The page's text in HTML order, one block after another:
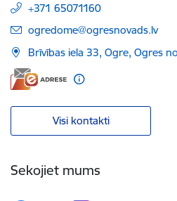
+371 65071160
E-pasts:
ogredome@ogresnovads.lv
Brīvības iela 33, Ogre, Ogres
Visi kontakti
Sekojiet mums